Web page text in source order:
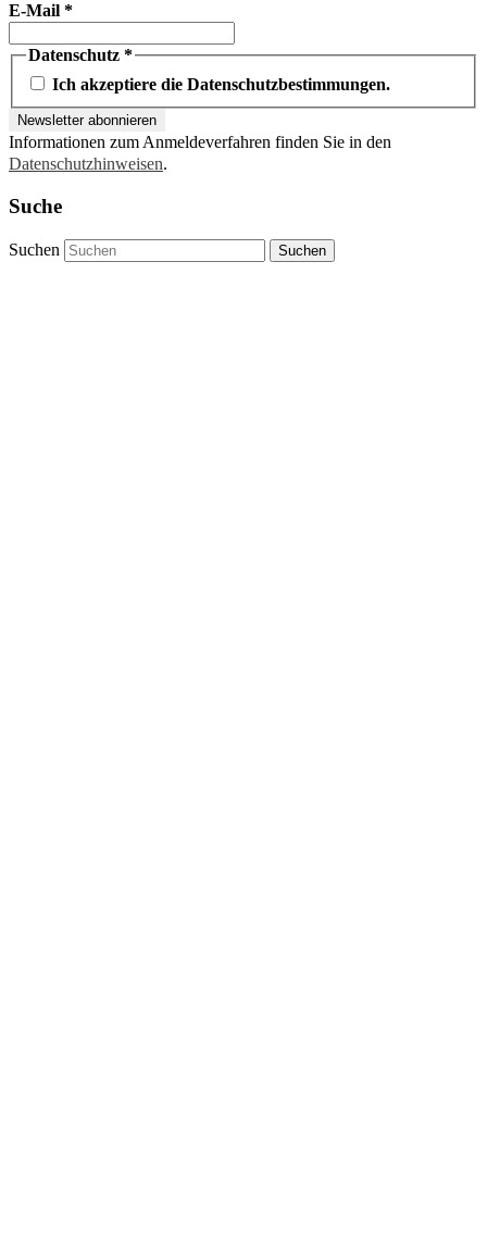
E-Mail *
Datenschutz *
Ich akzeptiere die Datenschutzbestimmungen.
Informationen zum Anmeldeverfahren finden Sie in den
Datenschutzhinweisen.
Suche
Suchen